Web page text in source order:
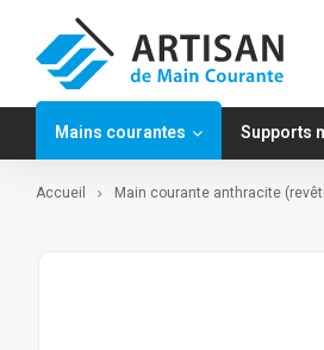
Mains courantes Supports
Accueil Main courante anthracite